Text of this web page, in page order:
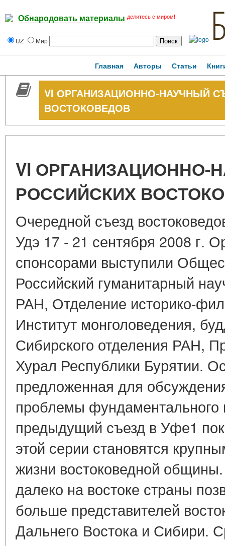
Обнародовать материалы делитесь с миром!
UZ Мир
Главная Авторы Статьи
VI ОРГАНИЗАЦИОННО-НАУЧНЫЙ
ВОСТОКОВЕДОВ
VI ОРГАНИЗАЦИОННО-
РОССИЙСКИХ
Очередной съезд
Удэ 17 - 21 сентября 2008 г.
спонсорами выступили
Российский гуманитарный
РАН, Отделение историко-
Институт монголоведения,
Сибирского отделения РАН,
Хурал Республики Бурятии.
предложенная для
проблемы фундаментального
предыдущий съезд в Уфе1
этой серии становятся
жизни востоковедной
далеко на востоке страны
больше представителей
Дальнего Востока и Сибири.